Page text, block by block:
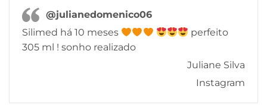
@julianedomenico06
Silimed há 10 meses
perfeito
305 ml ! sonho realizado
Juliane Silva
Instagram